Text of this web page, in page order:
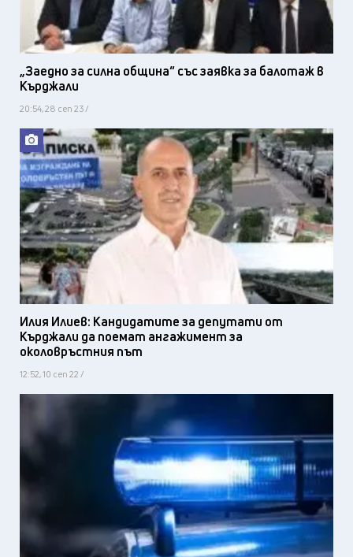
„Заедно за силна община“ със заявка за балотаж в
Кърджали
20:54, 28 сеп 23 /
Илия Илиев: Кандидатите за депутати от
Кърджали да поемат ангажимент за
околовръстния път
12:52, 10 сеп 22 /